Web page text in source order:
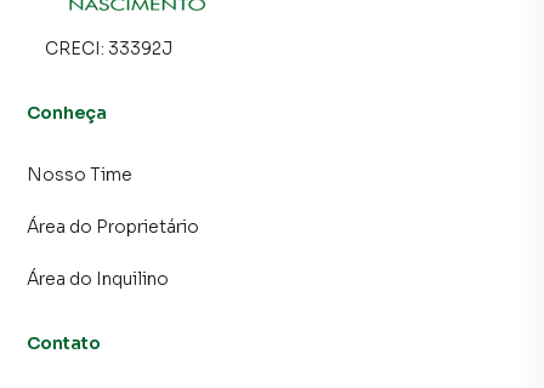
CRECI: 33392J
Conheça
Nosso Time
Área do Proprietário
Área do Inquilino
Contato